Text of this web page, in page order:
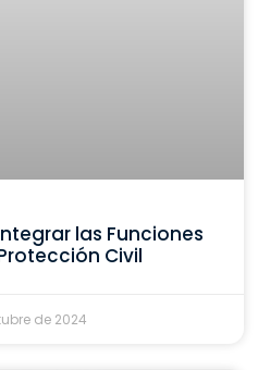
las Funciones
Civil
de 2024